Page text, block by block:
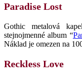
Paradise Lost
Gothic metalová
stejnojmenné album “
Náklad je omezen na
Reckless Love